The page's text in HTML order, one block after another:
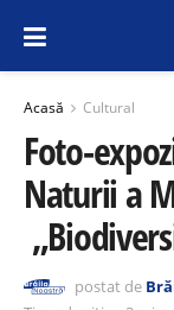
Acasă Cultural
Foto-
Naturii a
postat de